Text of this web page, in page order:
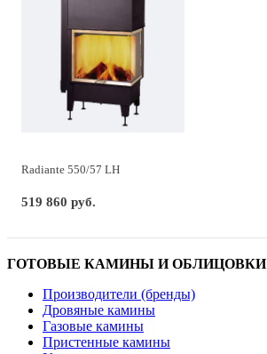
Radiante 550/57 LH
519 860 руб.
ГОТОВЫЕ КАМИНЫ И ОБЛИЦОВКИ
Производители (бренды)
Дровяные камины
Газовые камины
Пристенные камины